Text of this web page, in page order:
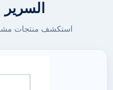
استكشف منتجات